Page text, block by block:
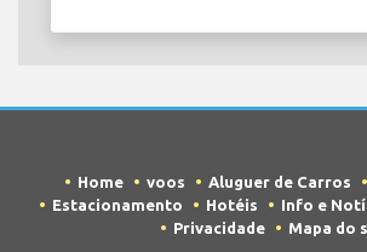
Home voos Aluguer de Carros
Estacionamento
Hotéis Info e
Privacidade
Mapa do